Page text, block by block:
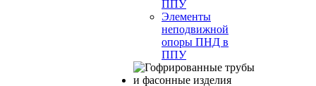
ППУ
Элементы
неподвижной
опоры ПНД в
ППУ